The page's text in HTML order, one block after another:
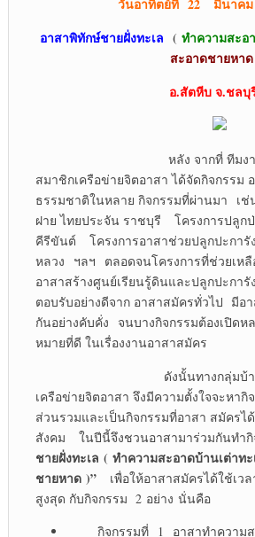
วันอาทิตย์ที่ 22 มีนาคม
อาสาพิทักษ์ชายฝั่งทะเล (ทำความสะอ
สะอาดชายหาด
อ.สัตหีบ จ.ชลบุ
หลัง จากที่ ทีมงานบ้าน
สมาชิกเครือข่ายจิตอาสา ได้จัดกิจกรรม
ธรรมชาติในหลาย กิจกรรมที่ผ่านมา เ
ฝาย ไทยประจัน ราชบุรี โครงการปลูก
คีรีขันต์ โครงการอาสาช่วยปลูกปะการั
หลวง ฯลฯ ตลอดจนโครงการที่ช่วยเห
อาสาสร้างศูนย์เรียนรู้ดินและปลูกปะก
ตอบรับอย่างดีจาก อาสาสมัครทั่วไป มีอ
กันอย่างคับคั่ง จนบางกิจกรรมต้องเปิด
หมายที่ดี ในเรื่องงานอาสาสมัคร
ดังนั้นทางกลุ่มบ้านดินไท
เครือข่ายจิตอาสา จึงมีความตั้งใจจะหา
ส่วนรวมและเป็นกิจกรรมที่อาสา สมัคร
สังคม ในปีนี้จึงชวนอาสามาร่วมกันทำ
ชายฝั่งทะเล ( ทำความสะอาดบ้านเต่าทะ
ชายหาด)”
เพื่อให้อาสาสมัครได้ใช้เว
สูงสุด กับกิจกรรม 2 อย่าง นั่นคือ
กิจกรรมที่ 1 อาสาทำความส